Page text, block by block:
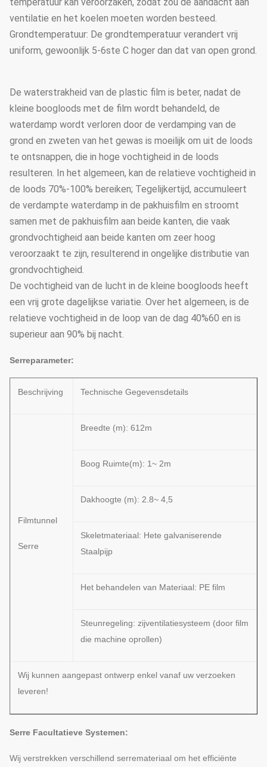
ventilatie en het koelen moeten worden besteed.
Grondtemperatuur: De grondtemperatuur verandert vrij
uniform, gewoonlijk 5-6ste C hoger dan dat van open grond.
De waterstrakheid van de plastic film is beter, nadat de
kleine boogloods met de film wordt behandeld, de
waterdamp wordt verloren door de verdamping van de
grond en zweten van het gewas is moeilijk om uit de loods
te ontsnappen, die in hoge vochtigheid in de loods
resulteren. In het algemeen, kan de relatieve vochtigheid in
de loods 70%-100% bereiken; Tegelijkertijd, accumuleert
de verdampte waterdamp in de pakhuisfilm en stroomt
samen met de pakhuisfilm aan beide kanten, die vaak
grondvochtigheid aan beide kanten om zeer hoog
veroorzaakt te zijn, resulterend in ongelijke distributie van
grondvochtigheid.
De vochtigheid van de lucht in de kleine boogloods heeft
een vrij grote dagelijkse variatie. Over het algemeen, is de
relatieve vochtigheid in de loop van de dag 40%60 en is
superieur aan 90% bij nacht.
Serreparameter:
Beschrijving Technische Gegevensdetails
Filmtunnel
Serre
Breedte (m): 612m
Boog Ruimte(m): 1~ 2m
Dakhoogte (m): 2.8~ 4,5
Skeletmateriaal: Hete galvaniserende
Staalpijp
Het behandelen van Materiaal: PE film
Steunregeling: zijventilatiesysteem (door film
die machine oprollen)
Wij kunnen aangepast ontwerp enkel vanaf uw verzoeken
leveren!
Serre Facultatieve Systemen:
Wij verstrekken verschillend serremateriaal om het efficiënte